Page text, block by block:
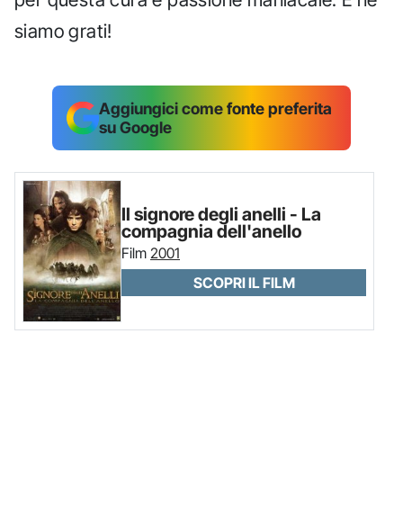
siamo grati!
Aggiungici come fonte preferita
su Google
Il signore degli anelli - La
compagnia dell'anello
Film 2001
SCOPRI IL FILM